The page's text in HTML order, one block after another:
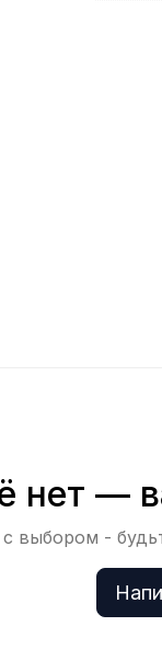
нет —
выбором -